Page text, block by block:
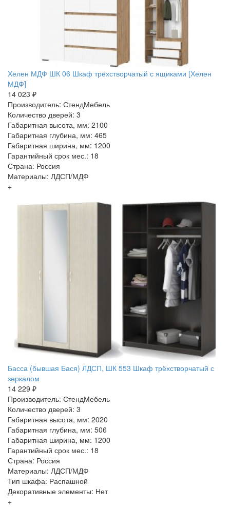
Хелен МДФ ШК 06 Шкаф трёхстворчатый с ящиками [Хелен
МДФ]
14 023 ₽
Производитель: СтендМебель
Количество дверей: 3
Габаритная высота, мм: 2100
Габаритная глубина, мм: 465
Габаритная ширина, мм: 1200
Гарантийный срок мес.: 18
Страна: Россия
Материалы: ЛДСП/МДФ
+
Басса (бывшая Бася) ЛДСП, ШК 553 Шкаф трёхстворчатый с
зеркалом
14 229 ₽
Производитель: СтендМебель
Количество дверей: 3
Габаритная высота, мм: 2020
Габаритная глубина, мм: 506
Габаритная ширина, мм: 1200
Гарантийный срок мес.: 18
Страна: Россия
Материалы: ЛДСП/МДФ
Тип шкафа: Распашной
Декоративные элементы: Нет
+